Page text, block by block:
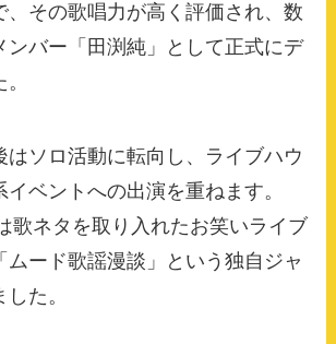
、その歌唱力が高く評価され、数
ンバー「田渕純」として正式にデ
はソロ活動に転向し、ライブハウ
イベントへの出演を重ねます。
歌ネタを取り入れたお笑いライブ
ムード歌謡漫談」という独自ジャ
た。